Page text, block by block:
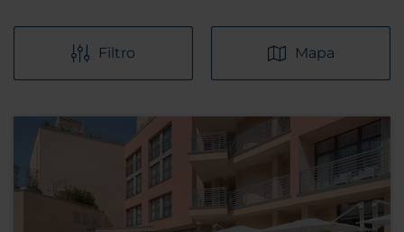
Filtro Mapa